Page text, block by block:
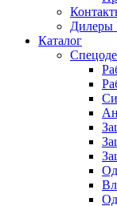
Каталог